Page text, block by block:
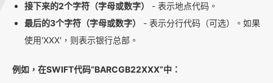
接下来的2个字符（字母或数字）
- 表示地点代码。
最后的3个字符（字母或数字）
- 表示分行代码（可选）。如果
使用'XXX'，则表示银行总部。
例如，在SWIFT代码“BARCGB22XXX”中：